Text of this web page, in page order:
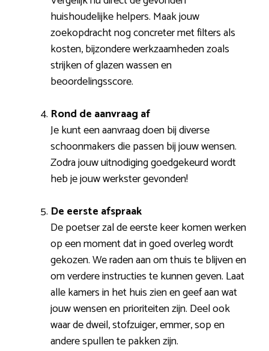
huishoudelijke helpers. Maak jouw
zoekopdracht nog concreter met filters als
kosten, bijzondere werkzaamheden zoals
strijken of glazen wassen en
beoordelingsscore.
Rond de aanvraag af
Je kunt een aanvraag doen bij diverse
schoonmakers die passen bij jouw wensen.
Zodra jouw uitnodiging goedgekeurd wordt
heb je jouw werkster gevonden!
De eerste afspraak
De poetser zal de eerste keer komen werken
op een moment dat in goed overleg wordt
gekozen. We raden aan om thuis te blijven en
om verdere instructies te kunnen geven. Laat
alle kamers in het huis zien en geef aan wat
jouw wensen en prioriteiten zijn. Deel ook
waar de dweil, stofzuiger, emmer, sop en
andere spullen te pakken zijn.